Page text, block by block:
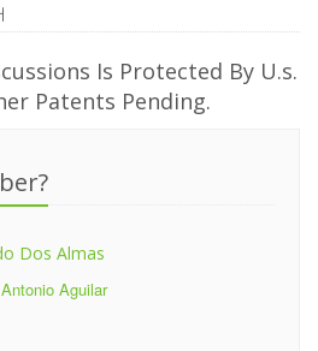
Is Protected By U.s.
Patents Pending.
Dos Almas
Antonio Aguilar